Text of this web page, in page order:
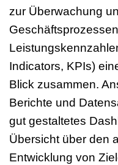
zur Überwachung
Indicators, KPIs)
Blick zusammen.
Berichte und
gut gestaltetes
Übersicht über den
Entwicklung von